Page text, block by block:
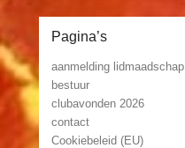
Pagina’s
aanmelding lidmaadschap
bestuur
clubavonden 2026
contact
Cookiebeleid (EU)